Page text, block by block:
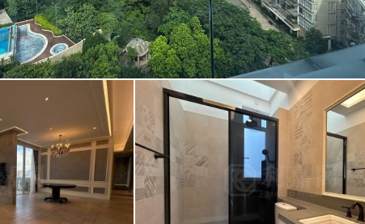
低層
售$13,300,000
西貢近路樓新全幢
建築 2100呎@$5,714
實用 --